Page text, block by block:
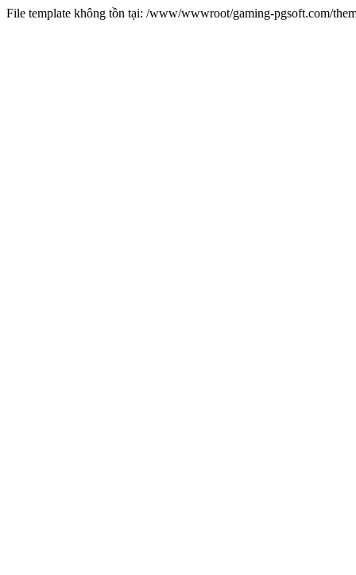
File template không tồn tại: /www/wwwroot/gaming-pgsoft.com/